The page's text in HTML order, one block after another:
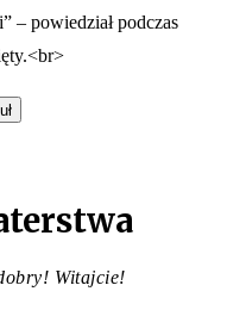
– powiedział podczas
Witajcie!